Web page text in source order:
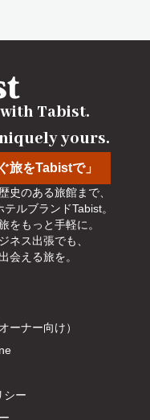
旅をTabistで」
Tabist.
yours.
史のある旅館まで、
ルブランドTabist。
をもっと手軽に。
ネス出張でも、
会える旅を。
ーナー向け）
シー